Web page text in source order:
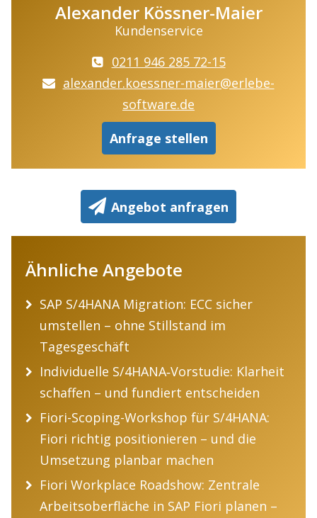
Alexander Kössner-Maier
Kundenservice
0211 946 285 72-15
alexander.koessner-maier@erlebe-
software.de
Anfrage stellen
Angebot anfragen
Ähnliche Angebote
SAP S/4HANA Migration: ECC sicher
umstellen – ohne Stillstand im
Tagesgeschäft
Individuelle S/4HANA‑Vorstudie: Klarheit
schaffen – und fundiert entscheiden
Fiori-Scoping-Workshop für S/4HANA:
Fiori richtig positionieren – und die
Umsetzung planbar machen
Fiori Workplace Roadshow: Zentrale
Arbeitsoberfläche in SAP Fiori planen –